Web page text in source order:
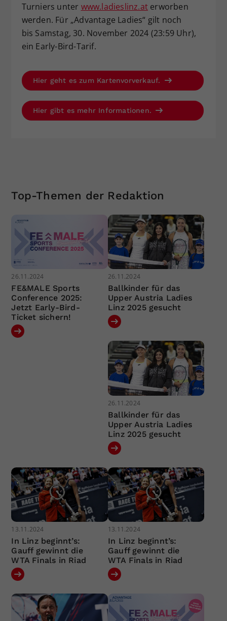
Turniers unter www.ladieslinz.aterworben
werden. Für „Advantage Ladies“ gilt noch
bis Samstag, 30. November 2024 (23:59 Uhr),
ein Early-Bird-Tarif.
Hier geht es zum Kartenvorverkauf.
Hier gibt es mehr Informationen.
Top-Themen der Redaktion
26.11.2024
FE&MALE Sports
Conference 2025:
Jetzt Early-Bird-
Ticket sichern!
26.11.2024
Ballkinder für das
Upper Austria Ladies
Linz 2025 gesucht
26.11.2024
Ballkinder für das
Upper Austria Ladies
Linz 2025 gesucht
13.11.2024
In Linz beginnt’s:
Gauff gewinnt die
WTA Finals in Riad
13.11.2024
In Linz beginnt’s:
Gauff gewinnt die
WTA Finals in Riad